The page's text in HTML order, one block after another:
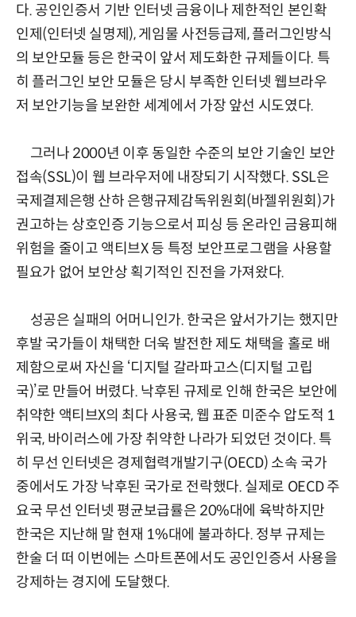
다. 공인인증서 기반 인터넷 금융이나 제한적인 본인확
인제(인터넷 실명제), 게임물 사전등급제, 플러그인방식
의 보안모듈 등은 한국이 앞서 제도화한 규제들이다. 특
히 플러그인 보안 모듈은 당시 부족한 인터넷 웹브라우
저 보안기능을 보완한 세계에서 가장 앞선 시도였다.
그러나 2000년 이후 동일한 수준의 보안 기술인 보안
접속(SSL)이 웹 브라우저에 내장되기 시작했다. SSL은
국제결제은행 산하 은행규제감독위원회(바젤위원회)가
권고하는 상호인증 기능으로서 피싱 등 온라인 금융피해
위험을 줄이고 액티브X 등 특정 보안프로그램을 사용할
필요가 없어 보안상 획기적인 진전을 가져왔다.
성공은 실패의 어머니인가. 한국은 앞서가기는 했지만
후발 국가들이 채택한 더욱 발전한 제도 채택을 홀로 배
제함으로써 자신을 ‘디지털 갈라파고스(디지털 고립
국)’로 만들어 버렸다. 낙후된 규제로 인해 한국은 보안에
취약한 액티브X의 최다 사용국, 웹 표준 미준수 압도적 1
위국, 바이러스에 가장 취약한 나라가 되었던 것이다. 특
히 무선 인터넷은 경제협력개발기구(OECD) 소속 국가
중에서도 가장 낙후된 국가로 전락했다. 실제로 OECD 주
요국 무선 인터넷 평균보급률은 20%대에 육박하지만
한국은 지난해 말 현재 1%대에 불과하다. 정부 규제는
한술 더 떠 이번에는 스마트폰에서도 공인인증서 사용을
강제하는 경지에 도달했다.